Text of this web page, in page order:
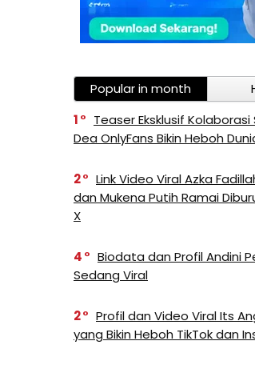
Popular in month
1
Teaser Eksklusif
Dea OnlyFans Bikin Heboh
2
Link Video Viral Azka
dan Mukena Putih Ramai
X
4
Biodata dan Profil Andini
Sedang Viral
2
Profil dan Video Viral Its
yang Bikin Heboh TikTok dan